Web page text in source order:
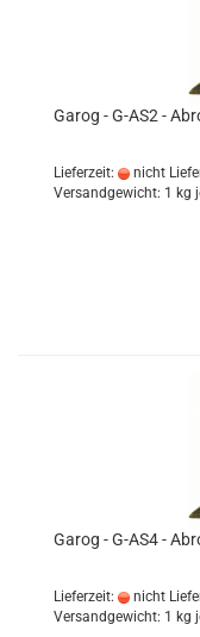
Garog - G-AS2 -
Lieferzeit: nicht
Versandgewicht: 1 kg
Garog - G-AS4 -
Lieferzeit: nicht
Versandgewicht: 1 kg